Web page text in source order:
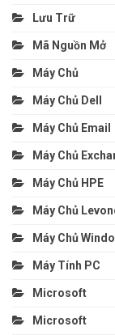
Lưu Trữ
Mã Nguồn Mở
Máy Chủ
Máy Chủ Dell
Máy Chủ Email
Máy Chủ
Máy Chủ HPE
Máy Chủ
Máy Chủ
Máy Tính PC
Microsoft
Microsoft